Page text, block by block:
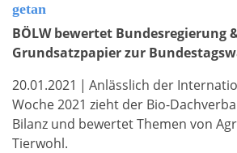
getan
BÖLW bewertet Bundesregierung
Grundsatzpapier zur
20.01.2021 | Anlässlich der
Woche 2021 zieht der Bio-
Bilanz und bewertet Themen von
Tierwohl.